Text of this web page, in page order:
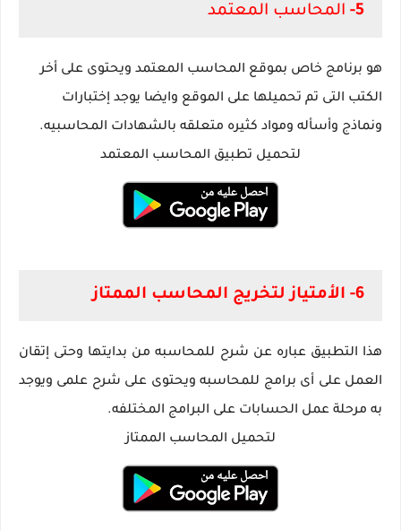
5- المحاسب المعتمد
هو برنامج خاص بموقع المحاسب المعتمد ويحتوى على أخر
الكتب التى تم تحميلها على الموقع وايضا يوجد إختبارات
ونماذج وأسأله ومواد كثيره متعلقه بالشهادات المحاسبيه.
لتحميل تطبيق المحاسب المعتمد
6- الأمتياز لتخريج المحاسب الممتاز
هذا التطبيق عباره عن شرح للمحاسبه من بدايتها وحتى إتقان
العمل على أى برامج للمحاسبه ويحتوى على شرح علمى ويوجد
به مرحلة عمل الحسابات على البرامج المختلفه.
لتحميل المحاسب الممتاز